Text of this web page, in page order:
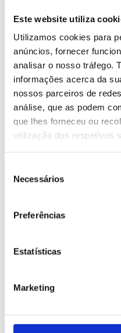
Este website utiliza
Utilizamos cookies para
anúncios, fornecer
analisar o nosso tráfego.
informações acerca da
nossos parceiros de
análise, que as podem
que lhes forneceu ou
utilização dos respetivos
Necessários
Preferências
Estatísticas
Marketing
We do not see
clear signals of
closer partners,
global view of
framework that we
approach, seeking
competencies and
and consistent way.
Our objective
with greater
solutions tailored to
strengthening long-
trust.
Celebrating 75 years
back. It is about
continue evolving,